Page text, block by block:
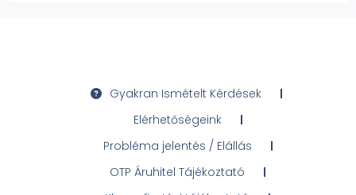
Gyakran Ismételt Kérdések
Elérhetőségeink
Probléma jelentés / Elállás
OTP Áruhitel Tájékoztató